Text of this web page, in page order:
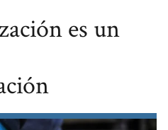
es un